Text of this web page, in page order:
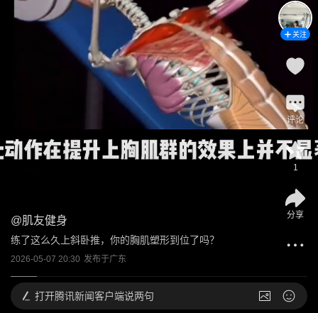
@肌友健身
练了这么久上斜卧推，你的胸肌塑形到位了吗？
2026-05-07 20:30 发布于广东
关注
评论
1
分享
打开腾讯新闻客户端说两句